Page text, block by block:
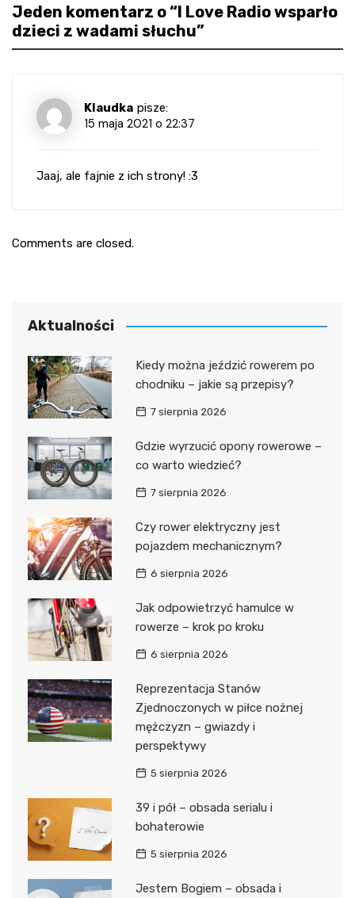
Jeden komentarz o “I Love Radio wsparło
dzieci z wadami słuchu”
Klaudka pisze:
15 maja 2021 o 22:37
Jaaj, ale fajnie z ich strony! :3
Comments are closed.
Aktualności
Kiedy można jeździć rowerem po
chodniku – jakie są przepisy?
7 sierpnia 2026
Gdzie wyrzucić opony rowerowe –
co warto wiedzieć?
7 sierpnia 2026
Czy rower elektryczny jest
pojazdem mechanicznym?
6 sierpnia 2026
Jak odpowietrzyć hamulce w
rowerze – krok po kroku
6 sierpnia 2026
Reprezentacja Stanów
Zjednoczonych w piłce nożnej
mężczyzn – gwiazdy i
perspektywy
5 sierpnia 2026
39 i pół – obsada serialu i
bohaterowie
5 sierpnia 2026
Jestem Bogiem – obsada i